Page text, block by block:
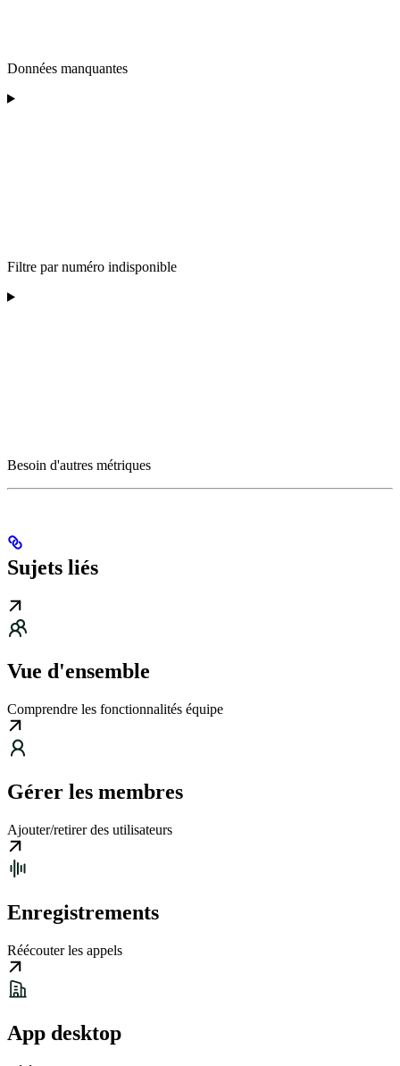
Données manquantes
Filtre par numéro indisponible
Besoin d'autres métriques
Sujets liés
Vue d'ensemble
Comprendre les fonctionnalités équipe
Gérer les membres
Ajouter/retirer des utilisateurs
Enregistrements
Réécouter les appels
App desktop